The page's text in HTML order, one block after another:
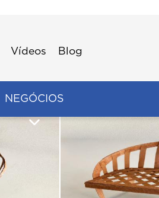
Vídeos Blog
NEGÓCIOS